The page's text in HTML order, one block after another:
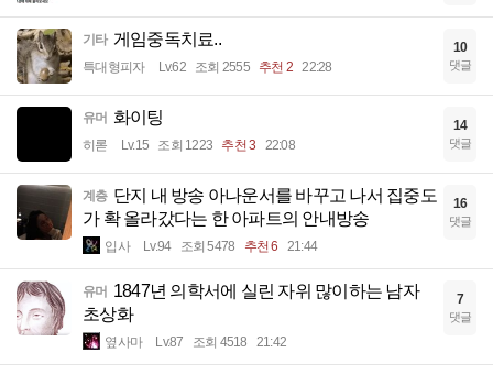
기타 게임중독치료..
특대형피자 Lv.62 조회 2555 추천 2 22:28
10
댓글
유머 화이팅
히롣 Lv.15 조회 1223 추천 3 22:08
14
댓글
계층 단지 내 방송 아나운서를 바꾸고 나서 집중도
가 확 올라갔다는 한 아파트의 안내방송
입사 Lv.94 조회 5478 추천 6 21:44
16
댓글
유머 1847년 의학서에 실린 자위 많이하는 남자
초상화
옆사마 Lv.87 조회 4518 21:42
7
댓글